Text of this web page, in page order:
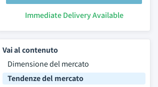
Immediate Delivery Available
Vai al contenuto
Dimensione del mercato
Tendenze del mercato